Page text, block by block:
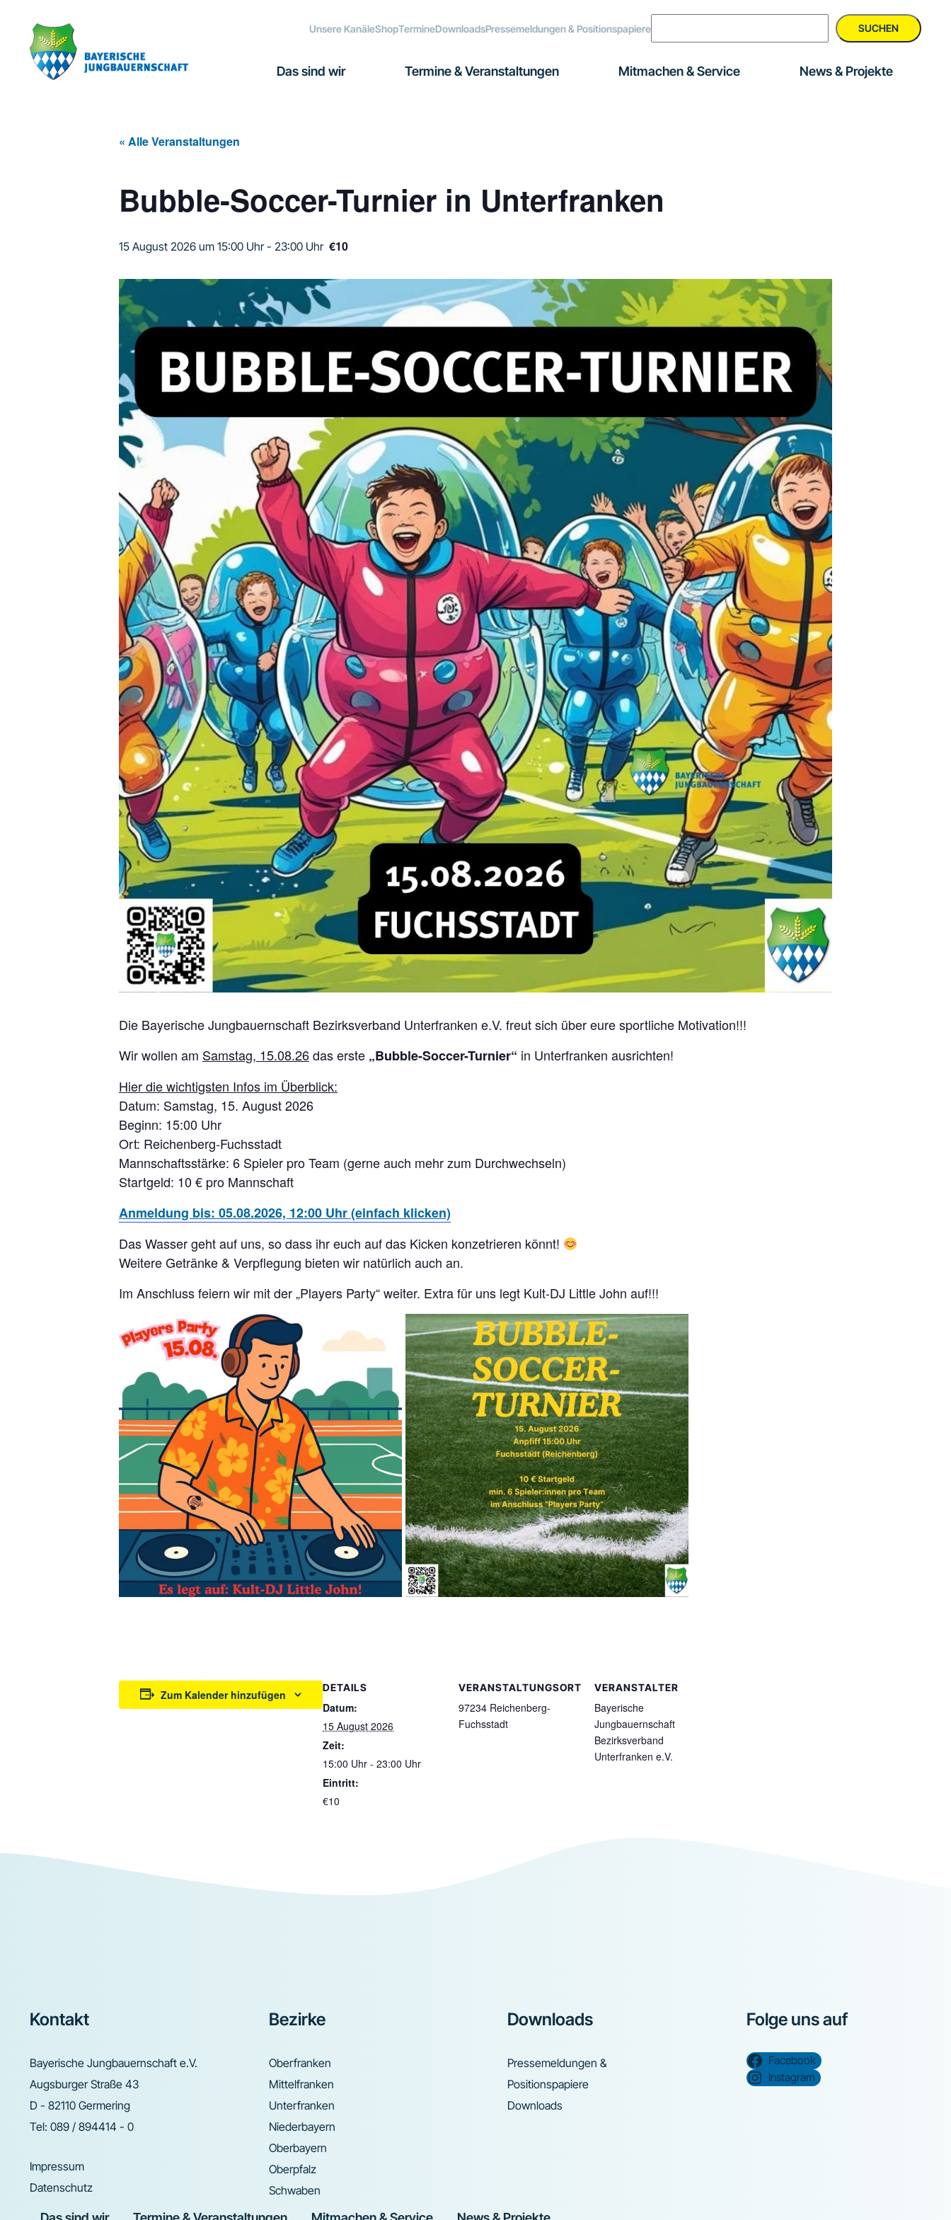
Hauptnavigation
springen
springen
Fußzeile
springen
Unsere KanäleShopTermineDownloadsPressemeldungen & Positionspapiere SUCHEN
Das sind wir Termine & Veranstaltungen Mitmachen & Service News & Projekte
« Alle Veranstaltungen
Bubble-Soccer-Turnier in Unterfranken
15 August 2026 um 15:00 Uhr- 23:00 Uhr €10
Die Bayerische Jungbauernschaft Bezirksverband Unterfranken e.V. freut sich über eure sportliche Motivation!!!
Wir wollen am Samstag, 15.08.26das erste „Bubble-Soccer-Turnier“ in Unterfranken ausrichten!
Hier die wichtigsten Infos im Überblick:
Datum: Samstag, 15. August 2026
Beginn: 15:00 Uhr
Ort: Reichenberg-Fuchsstadt
Mannschaftsstärke: 6 Spieler pro Team (gerne auch mehr zum Durchwechseln)
Startgeld: 10 € pro Mannschaft
Anmeldung bis: 05.08.2026, 12:00 Uhr (einfach klicken)
Das Wasser geht auf uns, so dass ihr euch auf das Kicken konzetrieren könnt!
Weitere Getränke & Verpflegung bieten wir natürlich auch an.
Im Anschluss feiern wir mit der „Players Party“ weiter. Extra für uns legt Kult-DJ Little John auf!!!
Zum Kalender hinzufügen
DETAILS
Datum:
15 August 2026
Zeit:
15:00 Uhr - 23:00 Uhr
Eintritt:
€10
VERANSTALTUNGSORT
97234 Reichenberg-
Fuchsstadt
VERANSTALTER
Bayerische
Jungbauernschaft
Bezirksverband
Unterfranken e.V.
Footer
Kontakt
Bayerische Jungbauernschaft e.V.
Augsburger Straße 43
D - 82110 Germering
Tel: 089 / 894414 - 0
Impressum
Datenschutz
Bezirke
Oberfranken
Mittelfranken
Unterfranken
Niederbayern
Oberbayern
Oberpfalz
Schwaben
Downloads
Pressemeldungen &
Positionspapiere
Downloads
Folge uns auf
Facebook
Instagram